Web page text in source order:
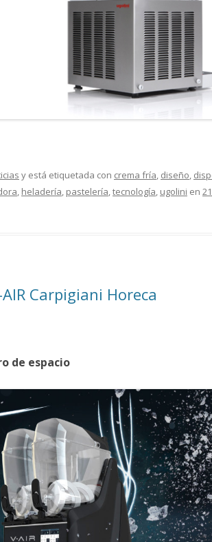
MONTADORAS DE NATA
PALOMITERAS / POP-CORN
PASTEURIZADORAS
PASTO-MANTECADORAS
y está etiquetada con crema fría, diseño,
, heladería, pastelería,tecnología, ugolini en
Carpigiani Horeca
de espacio